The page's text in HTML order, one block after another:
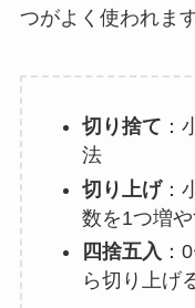
つがよく使われます
切り捨て ：
法
切り上げ：
数を1つ増
四捨五入 ：
ら切り上げ